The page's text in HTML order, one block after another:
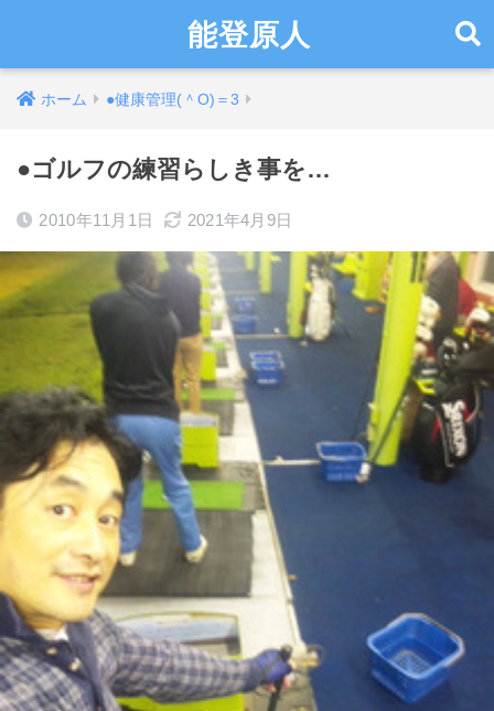
能登原人
ホーム ●健康管理(＾O)＝3
●ゴルフの練習らしき事を…
2010年11月1日 2021年4月9日